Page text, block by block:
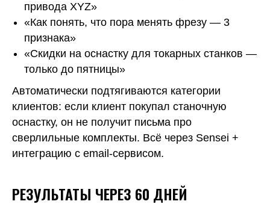
привода XYZ»
«Как понять, что пора менять фрезу — 3
признака»
«Скидки на оснастку для токарных станков —
только до пятницы»
Автоматически подтягиваются категории
клиентов: если клиент покупал станочную
оснастку, он не получит письма про
сверлильные комплекты. Всё через Sensei +
интеграцию с email-сервисом.
РЕЗУЛЬТАТЫ ЧЕРЕЗ 60 ДНЕЙ